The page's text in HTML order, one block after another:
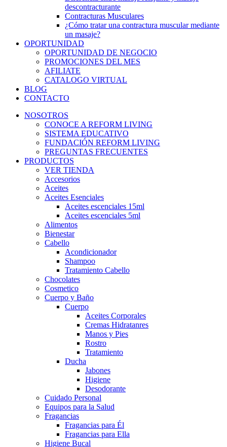
descontracturante
Contracturas Musculares
¿Cómo tratar una contractura muscular mediante
un masaje?
OPORTUNIDAD
OPORTUNIDAD DE NEGOCIO
PROMOCIONES DEL MES
AFILIATE
CATALOGO VIRTUAL
BLOG
CONTACTO
NOSOTROS
CONOCE A REFORM LIVING
SISTEMA EDUCATIVO
FUNDACIÓN REFORM LIVING
PREGUNTAS FRECUENTES
PRODUCTOS
VER TIENDA
Accesorios
Aceites
Aceites Esenciales
Aceites escenciales 15ml
Aceites escenciales 5ml
Alimentos
Bienestar
Cabello
Acondicionador
Shampoo
Tratamiento Cabello
Chocolates
Cosmetico
Cuerpo y Baño
Cuerpo
Aceites Corporales
Cremas Hidratanres
Manos y Pies
Rostro
Tratamiento
Ducha
Jabones
Higiene
Desodorante
Cuidado Personal
Equipos para la Salud
Fragancias
Fragancias para Él
Fragancias para Ella
Higiene Bucal